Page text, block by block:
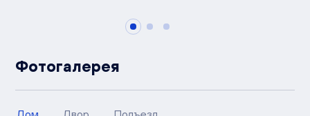
Фотогалерея